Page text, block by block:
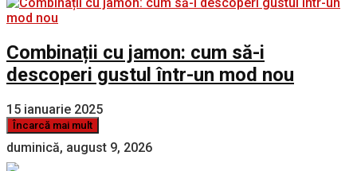
Combinații cu jamon: cum să-i
descoperi gustul într-un mod nou
15 ianuarie 2025
Încarcă mai mult
duminică, august 9, 2026